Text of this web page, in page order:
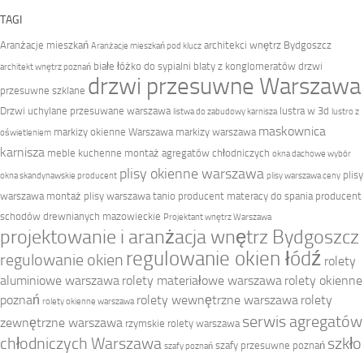
TAGI
Aranżacje mieszkań Aranżacje mieszkań pod klucz architekci wnętrz Bydgoszcz
architekt wnętrz poznań białe łóżko do sypialni blaty z konglomeratów drzwi
przesuwne szklane drzwi przesuwne Warszawa
Drzwi uchylane przesuwane warszawa listwa do zabudowy karnisza lustra w 3d lustro z
oświetleniem markizy okienne Warszawa markizy warszawa maskownica
karnisza meble kuchenne montaż agregatów chłodniczych okna dachowe wybór
okna skandynawskie producent plisy okienne warszawa plisy warszawa ceny plisy
warszawa montaż plisy warszawa tanio producent materacy do spania producent
schodów drewnianych mazowieckie Projektant wnętrz Warszawa
projektowanie i aranżacja wnętrz Bydgoszcz
regulowanie okien regulowanie okien łódź rolety
aluminiowe warszawa rolety materiałowe warszawa rolety okienne
poznań rolety okienne warszawa rolety wewnętrzne warszawa rolety
zewnętrzne warszawa rzymskie rolety warszawa serwis agregatów
chłodniczych Warszawa szafy poznań szafy przesuwne poznań szkło